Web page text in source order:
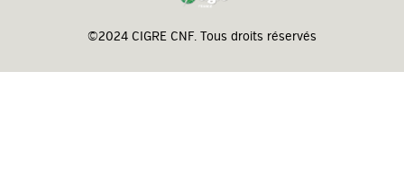
©2024 CIGRE CNF. Tous droits réservés